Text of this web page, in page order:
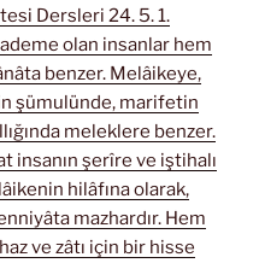
Dersleri 24. 5. 1.
olan insanlar hem
benzer. Melâikeye,
şümulünde, marifetin
meleklere benzer.
insanın şerîre ve iştihalı
hilâfına olarak,
mazhardır. Hem
ve zâtı için bir hisse